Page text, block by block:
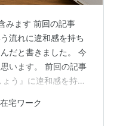
みます 前回の記事
流れに違和感を持ち
だと書きました。 今
います。 前回の記事
う』に違和感を持ち
初のきっかけはささ
間ができたから、お
在宅ワーク